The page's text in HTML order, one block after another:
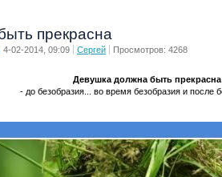
прекрасна
4-02-2014, 09:09 Сергей Просмотров: 4268
Девушка должна быть прекрасна
- до безобразия... во время безобразия и после